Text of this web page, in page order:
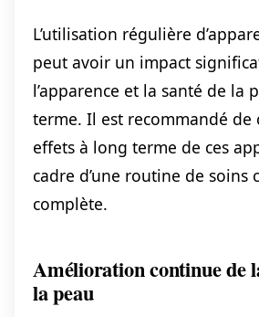
L’utilisation régulière
peut avoir un impact
l’apparence et la santé de la
terme. Il est recommandé de
effets à long terme de ces
cadre d’une routine de soins
complète.
Amélioration continue de
la peau